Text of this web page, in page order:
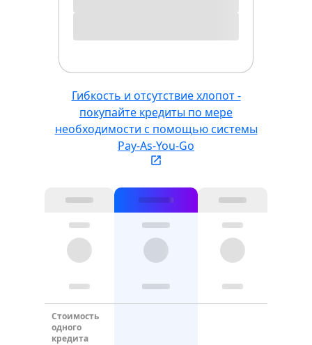
Гибкость и отсутствие хлопот -
покупайте кредиты по мере
необходимости с помощью системы
Pay-As-You-Go
Стоимость
одного
кредита